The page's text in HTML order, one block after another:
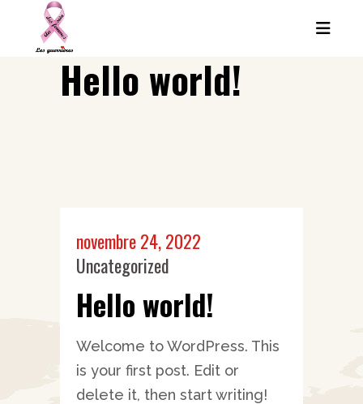
Hello world!
novembre 24, 2022
Uncategorized
Hello world!
Welcome to WordPress. This
is your first post. Edit or
delete it, then start writing!